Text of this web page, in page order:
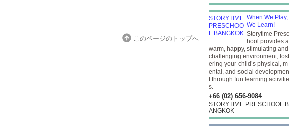
このページのトップへ
When We Play,
We Learn!
Storytime Presc
hool provides a
warm, happy, stimulating and
challenging environment, fost
ering your child’s physical, m
ental, and social developmen
t through fun learning activitie
s.
+66 (02) 656-9084
STORYTIME PRESCHOOL B
ANGKOK